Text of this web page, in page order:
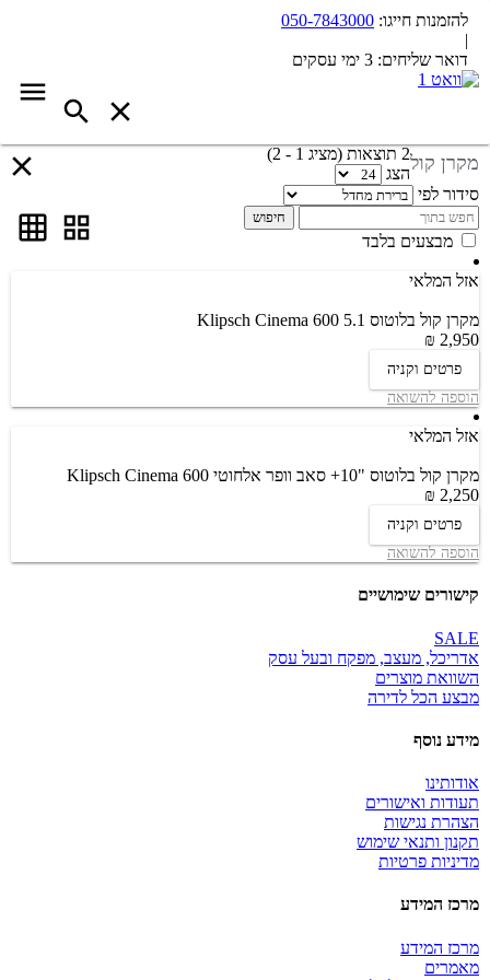
להזמנות חייגו: 050-7843000
|
דואר שליחים: 3 ימי עסקים
מקרן קול2 תוצאות (מציג 1 - 2)
הצג
סידור לפי
חיפוש
מבצעים בלבד
אזל המלאי
מקרן קול בלוטוס Klipsch Cinema 600 5.1
2,950 ₪
פרטים וקניה
הוספה להשואה
אזל המלאי
מקרן קול בלוטוס "10+ סאב וופר אלחוטי Klipsch Cinema 600
2,250 ₪
פרטים וקניה
הוספה להשואה
קישורים שימושיים
SALE
אדריכל, מעצב, מפקח ובעל עסק
השוואת מוצרים
מבצע הכל לדירה
מידע נוסף
אודותינו
תעודות ואישורים
הצהרת נגישות
תקנון ותנאי שימוש
מדיניות פרטיות
מרכז המידע
מרכז המידע
מאמרים